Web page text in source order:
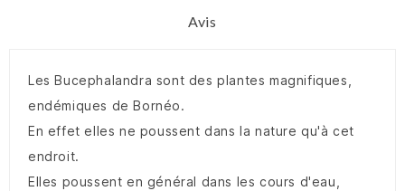
Avis
Les Bucephalandra sont des plantes magnifiques,
endémiques de Bornéo.
En effet elles ne poussent dans la nature qu'à cet
endroit.
Elles poussent en général dans les cours d'eau,